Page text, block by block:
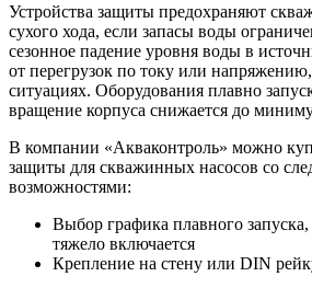
Устройства защиты предохраняют
сухого хода, если запасы воды
сезонное падение уровня воды в
от перегрузок по току или
ситуациях. Оборудования плавно
вращение корпуса снижается до
В компании «Акваконтроль» можно
защиты для скважинных насосов со
возможностями:
Выбор графика плавного
тяжело включается
Крепление на стену или DIN